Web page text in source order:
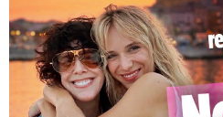
Bývalá reportérka Novy